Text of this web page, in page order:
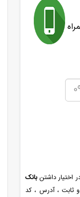
اختیار داشتنبانک
ثابت ، آدرس ، کد